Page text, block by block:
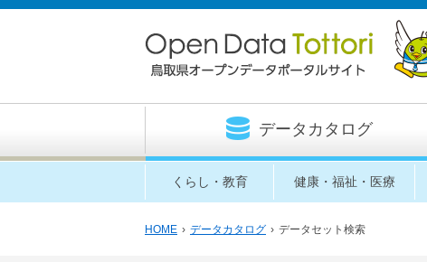
データカタログ
くらし・教育 健康・福祉・医療
HOME › データカタログ › データセット検索